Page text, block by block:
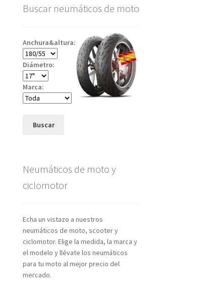
Buscar neumáticos de moto
Anchura&altura:
Diámetro:
Marca:
Buscar
Neumáticos de moto y
ciclomotor
Echa un vistazo a nuestros
neumáticos de moto, scooter y
ciclomotor. Elige la medida, la marca y
el modelo y llévate los neumáticos
para tu moto al mejor precio del
mercado.